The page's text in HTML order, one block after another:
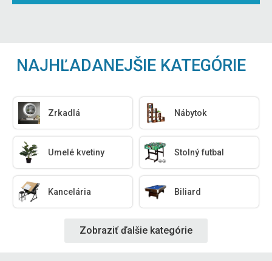
NAJHĽADANEJŠIE KATEGÓRIE
Zrkadlá Nábytok
Umelé kvetiny Stolný futbal
Kancelária Biliard
Zobraziť ďalšie kategórie